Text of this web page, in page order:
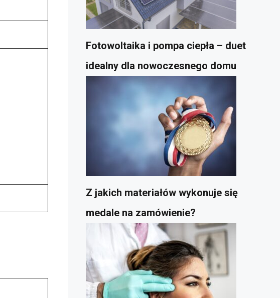
Fotowoltaika i pompa ciepła – duet
idealny dla nowoczesnego domu
Z jakich materiałów wykonuje się
medale na zamówienie?